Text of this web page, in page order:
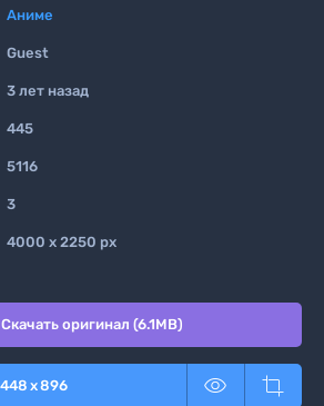
Аниме
Guest
3 лет назад
445
5116
3
4000 x 2250 px
Скачать оригинал (6.1MB)
448 x896  